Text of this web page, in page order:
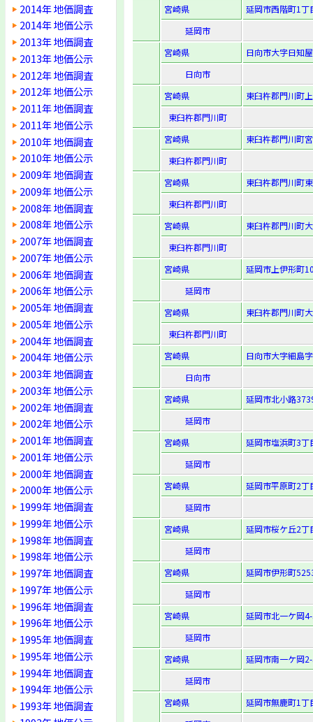
2014年 地価調査
2014年 地価公示
2013年 地価調査
2013年 地価公示
2012年 地価調査
2012年 地価公示
2011年 地価調査
2011年 地価公示
2010年 地価調査
2010年 地価公示
2009年 地価調査
2009年 地価公示
2008年 地価調査
2008年 地価公示
2007年 地価調査
2007年 地価公示
2006年 地価調査
2006年 地価公示
2005年 地価調査
2005年 地価公示
2004年 地価調査
2004年 地価公示
2003年 地価調査
2003年 地価公示
2002年 地価調査
2002年 地価公示
2001年 地価調査
2001年 地価公示
2000年 地価調査
2000年 地価公示
1999年 地価調査
1999年 地価公示
1998年 地価調査
1998年 地価公示
1997年 地価調査
1997年 地価公示
1996年 地価調査
1996年 地価公示
1995年 地価調査
1995年 地価公示
1994年 地価調査
1994年 地価公示
1993年 地価調査
宮崎県
延岡市西階町1丁
延岡市
宮崎県
日向市大字日知
日向市
宮崎県
東臼杵郡門川町
東臼杵郡門川町
宮崎県
東臼杵郡門川町
東臼杵郡門川町
宮崎県
東臼杵郡門川町
東臼杵郡門川町
宮崎県
東臼杵郡門川町
東臼杵郡門川町
宮崎県
延岡市上伊形町
延岡市
宮崎県
東臼杵郡門川町
東臼杵郡門川町
宮崎県
日向市大字細島
日向市
宮崎県
延岡市北小路
延岡市
宮崎県
延岡市塩浜町3
延岡市
宮崎県
延岡市平原町2丁
延岡市
宮崎県
延岡市桜ケ丘2丁
延岡市
宮崎県
延岡市伊形町
延岡市
宮崎県
延岡市北一ケ岡
延岡市
宮崎県
延岡市南一ケ岡
延岡市
宮崎県
延岡市無鹿町1